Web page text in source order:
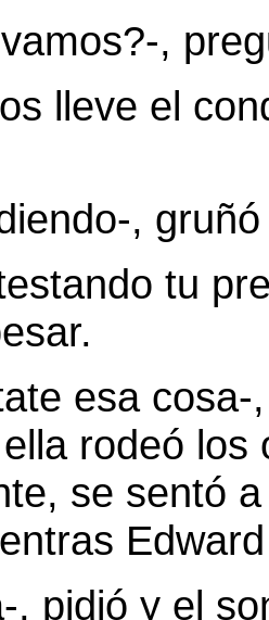
,
lleve el
,
tu
esa
rodeó los
se sentó
, pidió y el